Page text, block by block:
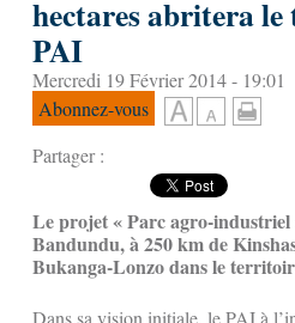
hectares abritera
PAI
Mercredi 19 Février 2014 - 19:01
Abonnez-vous
Partager :
Le projet « Parc agro-industriel
Bandundu, à 250 km de
Bukanga-Lonzo dans le
Dans sa vision initiale, le PAI à